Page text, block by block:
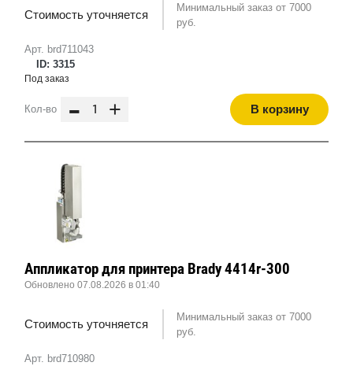
Арт. brd711043
ID: 3315
Стоимость уточняется
Минимальный заказ от 7000
руб.
Под заказ
Кол-во - + В корзину
Арт. brd710980
Аппликатор для принтера Brady 4414r-300
Обновлено 07.08.2026 в 01:40
Стоимость уточняется
Минимальный заказ от 7000
руб.